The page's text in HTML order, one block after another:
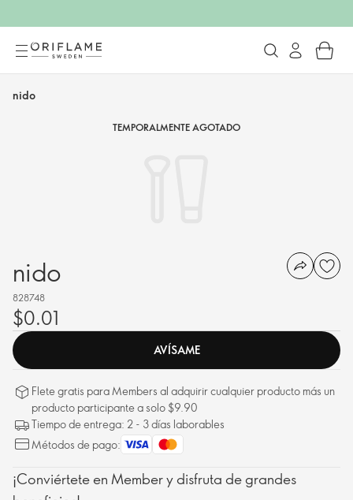
nido
TEMPORALMENTE AGOTADO
nido
828748
$0.01
AVÍSAME
Flete gratis para Members al adquirir cualquier producto más un
producto participante a solo $9.90
Tiempo de entrega: 2 - 3 días laborables
Métodos de pago:
¡Conviértete en Member y disfruta de grandes